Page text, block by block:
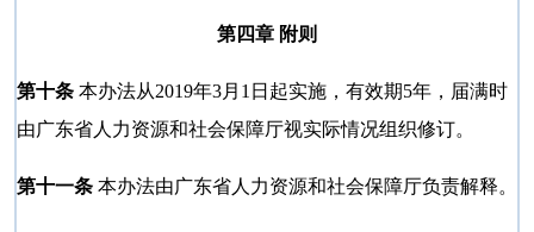
第四章 附则
第十条 本办法从2019年3月1日起实施，有效期5年，届满时
由广东省人力资源和社会保障厅视实际情况组织修订。
第十一条 本办法由广东省人力资源和社会保障厅负责解释。